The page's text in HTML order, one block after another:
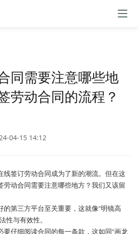
同需要注意哪些地
劳动合同的流程？
04-15 14:12
线签订劳动合同成为了新的潮流。但在这
劳动合同需要注意哪些地方？我们又该留
第三方平台至关重要，这就像“明镜高
性与有效性。
要仔细阅读合同的每一条款，这如同“画龙